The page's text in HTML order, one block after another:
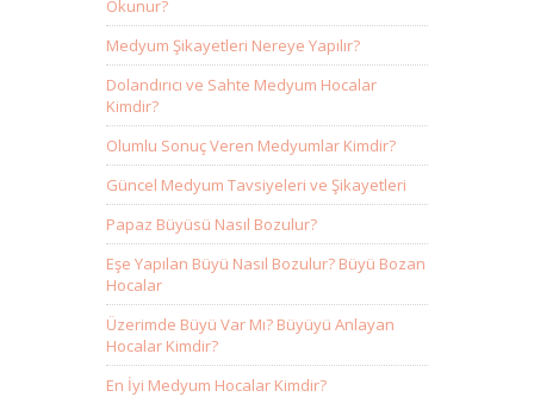
Okunur?
Medyum Şikayetleri Nereye Yapılır?
Dolandırıcı ve Sahte Medyum Hocalar
Kimdir?
Olumlu Sonuç Veren Medyumlar Kimdir?
Güncel Medyum Tavsiyeleri ve Şikayetleri
Papaz Büyüsü Nasıl Bozulur?
Eşe Yapılan Büyü Nasıl Bozulur? Büyü Bozan
Hocalar
Üzerimde Büyü Var Mı? Büyüyü Anlayan
Hocalar Kimdir?
En İyi Medyum Hocalar Kimdir?